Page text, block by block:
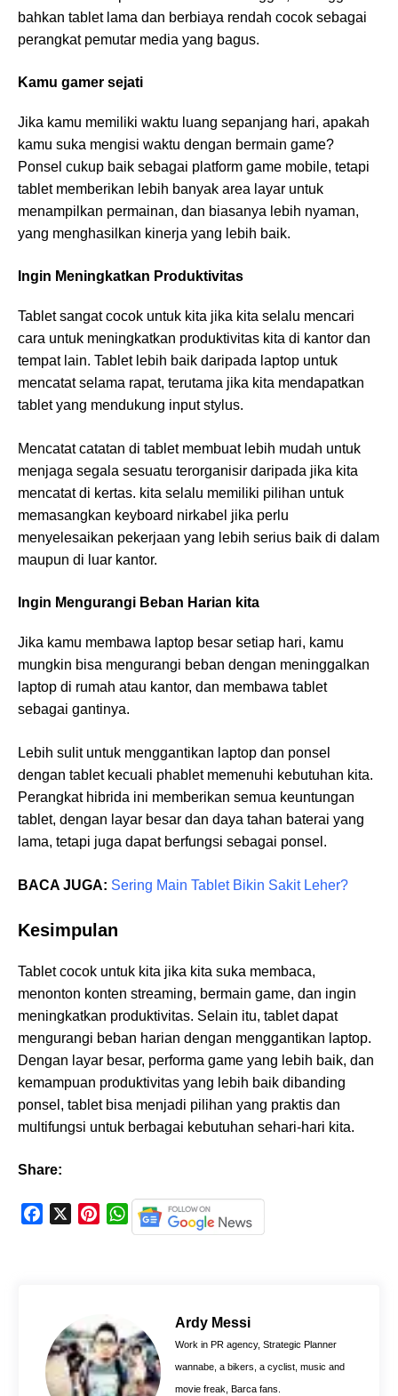
bahkan tablet lama dan berbiaya rendah cocok sebagai
perangkat pemutar media yang bagus.
Kamu gamer sejati
Jika kamu memiliki waktu luang sepanjang hari, apakah
kamu suka mengisi waktu dengan bermain game?
Ponsel cukup baik sebagai platform game mobile, tetapi
tablet memberikan lebih banyak area layar untuk
menampilkan permainan, dan biasanya lebih nyaman,
yang menghasilkan kinerja yang lebih baik.
Ingin Meningkatkan Produktivitas
Tablet sangat cocok untuk kita jika kita selalu mencari
cara untuk meningkatkan produktivitas kita di kantor dan
tempat lain. Tablet lebih baik daripada laptop untuk
mencatat selama rapat, terutama jika kita mendapatkan
tablet yang mendukung input stylus.
Mencatat catatan di tablet membuat lebih mudah untuk
menjaga segala sesuatu terorganisir daripada jika kita
mencatat di kertas. kita selalu memiliki pilihan untuk
memasangkan keyboard nirkabel jika perlu
menyelesaikan pekerjaan yang lebih serius baik di dalam
maupun di luar kantor.
Ingin Mengurangi Beban Harian kita
Jika kamu membawa laptop besar setiap hari, kamu
mungkin bisa mengurangi beban dengan meninggalkan
laptop di rumah atau kantor, dan membawa tablet
sebagai gantinya.
Lebih sulit untuk menggantikan laptop dan ponsel
dengan tablet kecuali phablet memenuhi kebutuhan kita.
Perangkat hibrida ini memberikan semua keuntungan
tablet, dengan layar besar dan daya tahan baterai yang
lama, tetapi juga dapat berfungsi sebagai ponsel.
BACA JUGA: Sering Main Tablet Bikin Sakit Leher?
Kesimpulan
Tablet cocok untuk kita jika kita suka membaca,
menonton konten streaming, bermain game, dan ingin
meningkatkan produktivitas. Selain itu, tablet dapat
mengurangi beban harian dengan menggantikan laptop.
Dengan layar besar, performa game yang lebih baik, dan
kemampuan produktivitas yang lebih baik dibanding
ponsel, tablet bisa menjadi pilihan yang praktis dan
multifungsi untuk berbagai kebutuhan sehari-hari kita.
Share:
k
r
e
s
W
h
p
p
Ardy Messi
Work in PR agency, Strategic Planner
wannabe, a bikers, a cyclist, music and
movie freak, Barca fans.